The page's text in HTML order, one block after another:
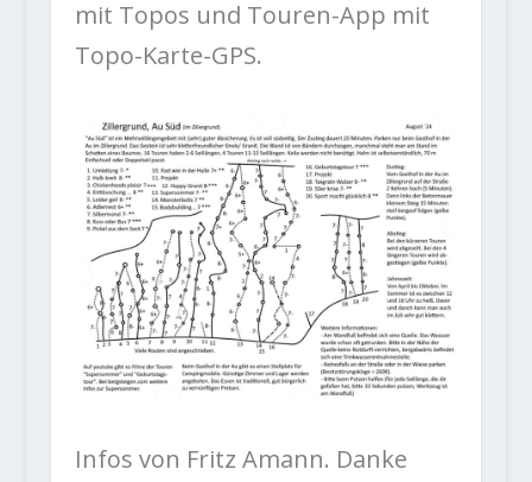
mit Topos und Touren-App mit
Topo-Karte-GPS.
Infos von Fritz Amann. Danke